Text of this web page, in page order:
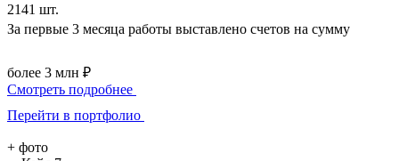
2141 шт.
За первые 3 месяца работы выставлено счетов на сумму
более 3 млн ₽
Смотреть подробнее
Перейти в портфолио
+ фото